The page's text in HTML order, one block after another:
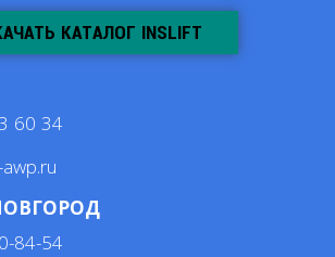
КАТАЛОГ INSLIFT
60 34
84-54